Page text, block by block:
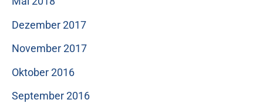
Dezember 2017
November 2017
Oktober 2016
September 2016